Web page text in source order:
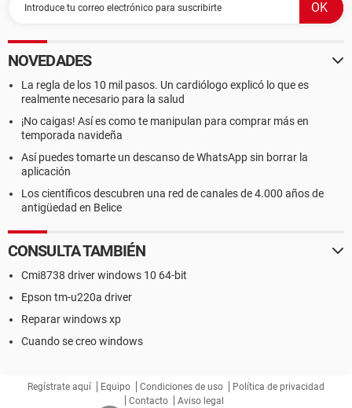
NOVEDADES
La regla de los 10 mil pasos. Un cardiólogo explicó lo que es
realmente necesario para la salud
¡No caigas! Así es como te manipulan para comprar más en
temporada navideña
Así puedes tomarte un descanso de WhatsApp sin borrar la
aplicación
Los científicos descubren una red de canales de 4.000 años de
antigüedad en Belice
CONSULTA TAMBIÉN
Cmi8738 driver windows 10 64-bit
Epson tm-u220a driver
Reparar windows xp
Cuando se creo windows
Regístrate aquí Equipo Condiciones de uso
Política de privacidad
Contacto
Aviso legal